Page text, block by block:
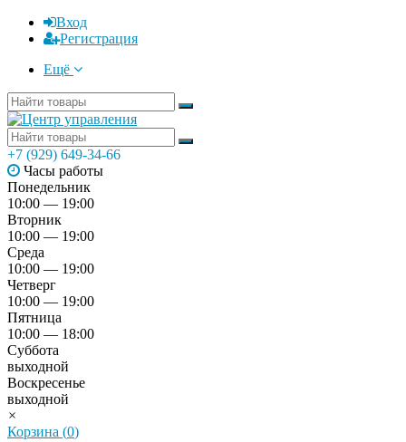
Вход
Регистрация
Ещё
+7 (929) 649-34-66
Часы работы
Понедельник
10:00 — 19:00
Вторник
10:00 — 19:00
Среда
10:00 — 19:00
Четверг
10:00 — 19:00
Пятница
10:00 — 18:00
Суббота
выходной
Воскресенье
выходной
×
Корзина (0)